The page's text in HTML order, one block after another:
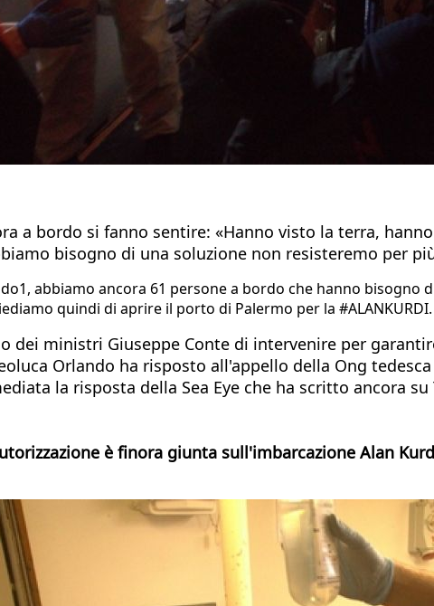
a bordo si fanno sentire: «Hanno visto la terra,
bisogno di una soluzione non resisteremo per
abbiamo ancora 61 persone a bordo che hanno
quindi di aprire il porto di Palermo per la
dei ministri Giuseppe Conte di intervenire per
Orlando ha risposto all'appello della Ong
la risposta della Sea Eye che ha scritto ancora
è finora giunta sull'imbarcazione Alan